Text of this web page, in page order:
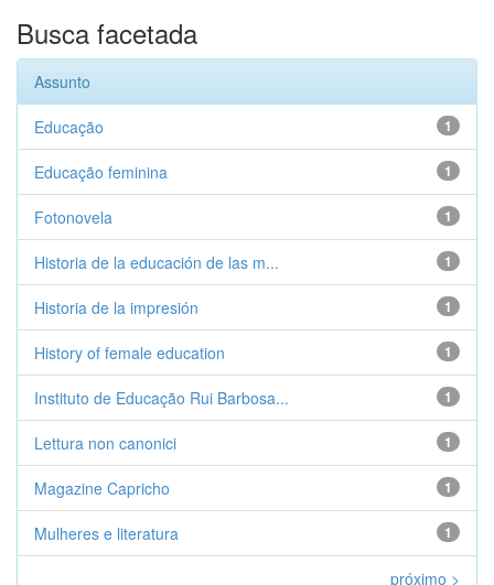
Busca facetada
Assunto
1
Educação
1
Educação feminina
1
Fotonovela
1
Historia de la educación de las m...
1
Historia de la impresión
1
History of female education
1
Instituto de Educação Rui Barbosa...
1
Lettura non canonici
1
Magazine Capricho
1
Mulheres e literatura
próximo >